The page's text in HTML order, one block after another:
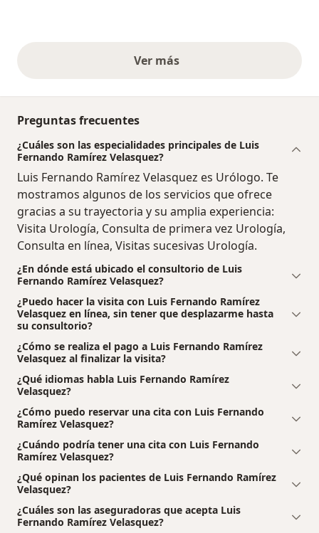
Ver másopiniones anteriores
Preguntas frecuentes
¿Cuáles son las especialidades principales de Luis
Fernando Ramírez Velasquez?
Luis Fernando Ramírez Velasquez es Urólogo. Te
mostramos algunos de los servicios que ofrece
gracias a su trayectoria y su amplia experiencia:
Visita Urología, Consulta de primera vez Urología,
Consulta en línea, Visitas sucesivas Urología.
¿En dónde está ubicado el consultorio de Luis
Fernando Ramírez Velasquez?
¿Puedo hacer la visita con Luis Fernando Ramírez
Velasquez en línea, sin tener que desplazarme hasta
su consultorio?
¿Cómo se realiza el pago a Luis Fernando Ramírez
Velasquez al finalizar la visita?
¿Qué idiomas habla Luis Fernando Ramírez
Velasquez?
¿Cómo puedo reservar una cita con Luis Fernando
Ramírez Velasquez?
¿Cuándo podría tener una cita con Luis Fernando
Ramírez Velasquez?
¿Qué opinan los pacientes de Luis Fernando Ramírez
Velasquez?
¿Cuáles son las aseguradoras que acepta Luis
Fernando Ramírez Velasquez?